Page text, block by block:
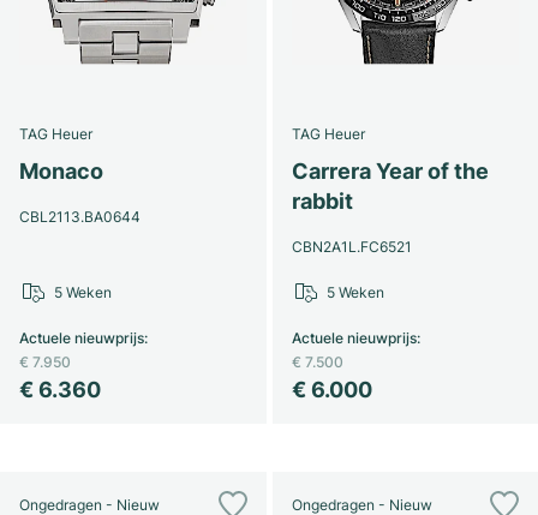
TAG Heuer
Monaco
CBL2113.BA0644
€ 6.360
Actuele nieuwprijs:
€ 7.950
5 Weken
TAG Heuer
Carrera Year of the
rabbit
CBN2A1L.FC6521
€ 6.000
Actuele nieuwprijs:
€ 7.500
5 Weken
Ongedragen - Nieuw Ongedragen - Nieuw